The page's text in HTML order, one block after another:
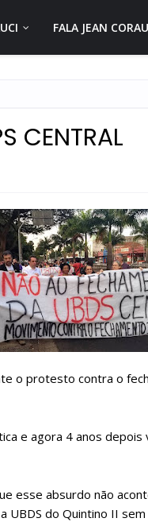
FALA JEAN
CENTRAL
o protesto contra o
e agora 4 anos
esse absurdo não
UBDS do Quintino II